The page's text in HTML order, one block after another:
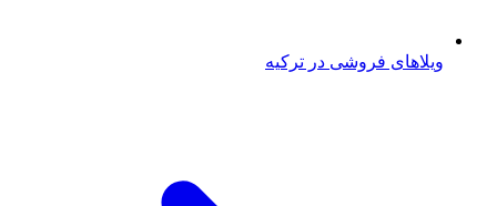
ویلاهای فروشی در ترکیه